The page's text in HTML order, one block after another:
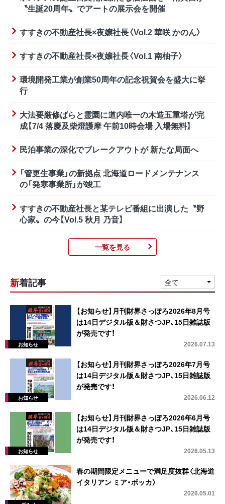
〝生誕20周年〟でアートの展示会を開催
すすきの不動産社長×夜嬢社長〈Vol.2 華咲 かのん〉
すすきの不動産社長×夜嬢社長〈Vol.1 南柚子〉
環境開発工業が創業50周年の記念祝賀会を盛大に挙
行
大法要厳修ばらと霊園に道内唯一の木造五重塔が完
成【7/4 落慶及柴燈護摩 午前10時会場 入場無料】
民泊事業の深化でブレークアウトが 新たな局面へ
「管更生事業」の新拠点 北海道ロードメンテナンス
の「発寒事業所」が竣工
すすきの不動産社長と某テレビ番組に出演した〝野
心家〟の今【Vol.5 秋月 乃音】
一覧を見る
全て
新着記事
【お知らせ】月刊財界さっぽろ2026年8月号
は14日デジタル版＆財さつJP、15日雑誌版
が発売です！
2026.07.13
【お知らせ】月刊財界さっぽろ2026年7月号
は14日デジタル版＆財さつJP、15日雑誌版
が発売です！
2026.06.12
【お知らせ】月刊財界さっぽろ2026年6月号
は14日デジタル版＆財さつJP、15日雑誌版
が発売です！
2026.05.13
春の期間限定メニューで満足度抜群〈北海道
イタリアン ミア・ボッカ〉
2026.05.01